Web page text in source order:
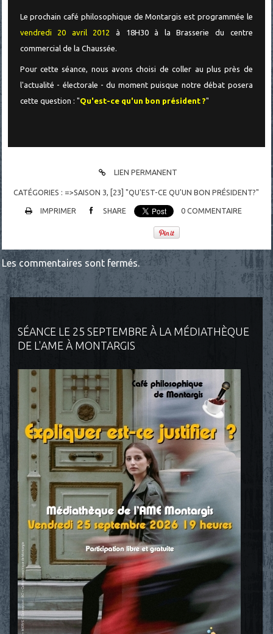
SÉANCE LE 25 SEPTEMBRE À LA MÉDIATHÈQUE
DE L'AME À MONTARGIS
Le prochain café philosophique de Montargis est programmée le
vendredi 20 avril 2012
à 18H30 à la Brasserie du centre
commercial de la Chaussée.
Pour cette séance, nous avons choisi de coller au plus près de
l'actualité - électorale - du moment puisque notre débat posera
cette question : "Qu'est-ce qu'un bon président ?"
LIEN PERMANENT
CATÉGORIES : =>SAISON 3 [23] "QU'EST-CE QU'UN BON PRÉSIDENT?"
IMPRIMER SHARE 0 COMMENTAIRE
Les commentaires sont fermés.